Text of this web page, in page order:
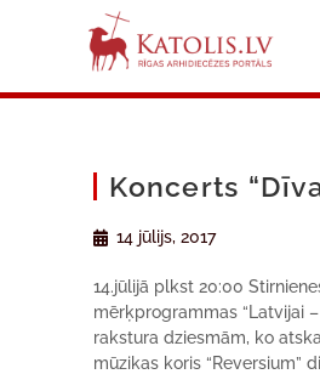
Koncerts
14 jūlijs, 2017
14.jūlijā plkst 20:00
mērķprogrammas “Latvijai
rakstura dziesmām, ko
mūzikas koris “Reversium”